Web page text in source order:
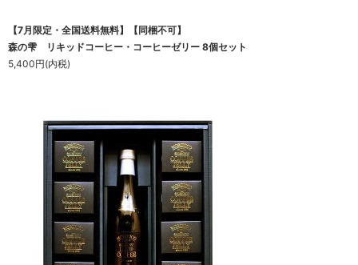
【7月限定・全国送料無料】【同梱不可】
森の雫 リキッドコーヒー・コーヒーゼリー 8個セット
5,400円(内税)